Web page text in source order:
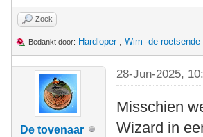
Zoek
Bedankt door: Hardloper, Wim -de roetsende
De tovenaar
28-Jun-2025,
Misschien
Wizard in